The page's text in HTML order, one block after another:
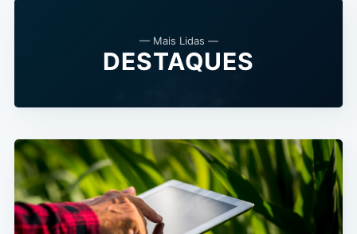
— Mais Lidas —
DESTAQUES